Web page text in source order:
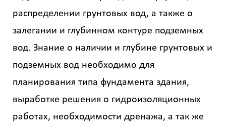
распределении грунтовых вод, а также о
залегании и глубинном контуре подземных
вод. Знание о наличии и глубине грунтовых и
подземных вод необходимо для
планирования типа фундамента здания,
выработке решения о гидроизоляционных
работах, необходимости дренажа, а так же